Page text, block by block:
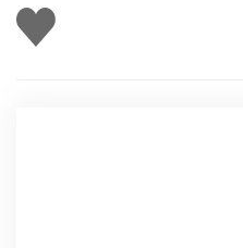
Me
gusta